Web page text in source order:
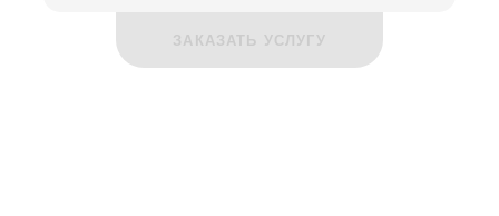
ЗАКАЗАТЬ УСЛУГУ